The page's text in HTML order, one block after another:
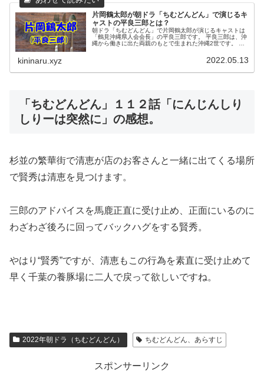
片岡鶴太郎が朝ドラ「ちむどんどん」で演じるキ
ャストの平良三郎とは？
朝ドラ「ちむどんどん」で片岡鶴太郎が演じるキャストは
「鶴見沖縄県人会会長」の平良三郎です。 平良三郎は、沖
縄から働きに出た両親のもとで生まれた沖縄2世です。 い
の顔でもあり、 時にはこわもてのボスの顔も見せます。
kininaru.xyz 2022.05.13
「ちむどんどん」１１２話「にんじんしり
しりーは突然に」の感想。
杉並の繁華街で清恵が店のお客さんと一緒に出てくる場所
で賢秀は清恵を見つけます。
三郎のアドバイスを馬鹿正直に受け止め、正面にいるのに
わざわざ後ろに回ってバックハグをする賢秀。
やはり“賢秀”ですが、清恵もこの行為を素直に受け止めて
早く千葉の養豚場に二人で戻って欲しいですね。
2022年朝ドラ（ちむどんどん） ちむどんどん、あらすじ
スポンサーリンク